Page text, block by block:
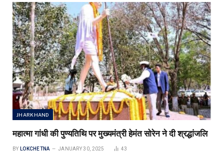
JHARKHAND
महात्मा गांधी की पुण्यतिथि पर मुख्यमंत्री हेमंत सोरेन ने दी श्रद्धांजलि
BY LOKCHETNA JANUARY 30, 2025 43